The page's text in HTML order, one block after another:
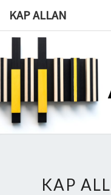
content
KAP ALLAN
KAP